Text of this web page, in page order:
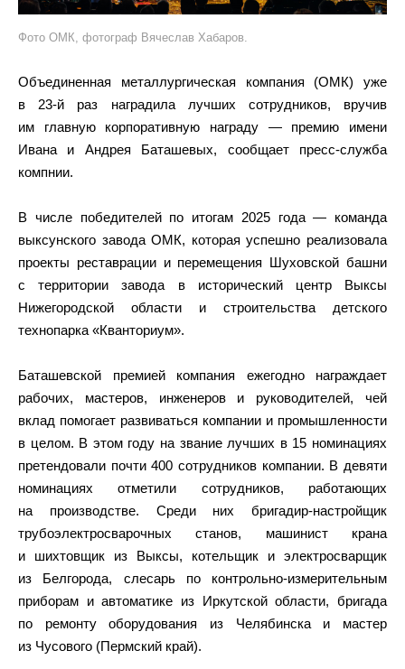
Фото ОМК, фотограф Вячеслав Хабаров.
Объединенная металлургическая компания (ОМК) уже
в 23-й раз наградила лучших сотрудников, вручив
им главную корпоративную награду — премию имени
Ивана и Андрея Баташевых, сообщает пресс-служба
компнии.
В числе победителей по итогам 2025 года — команда
выксунского завода ОМК, которая успешно реализовала
проекты реставрации и перемещения Шуховской башни
с территории завода в исторический центр Выксы
Нижегородской области и строительства детского
технопарка «Кванториум».
Баташевской премией компания ежегодно награждает
рабочих, мастеров, инженеров и руководителей, чей
вклад помогает развиваться компании и промышленности
в целом. В этом году на звание лучших в 15 номинациях
претендовали почти 400 сотрудников компании. В девяти
номинациях отметили сотрудников, работающих
на производстве. Среди них бригадир-настройщик
трубоэлектросварочных станов, машинист крана
и шихтовщик из Выксы, котельщик и электросварщик
из Белгорода, слесарь по контрольно-измерительным
приборам и автоматике из Иркутской области, бригада
по ремонту оборудования из Челябинска и мастер
из Чусового (Пермский край).